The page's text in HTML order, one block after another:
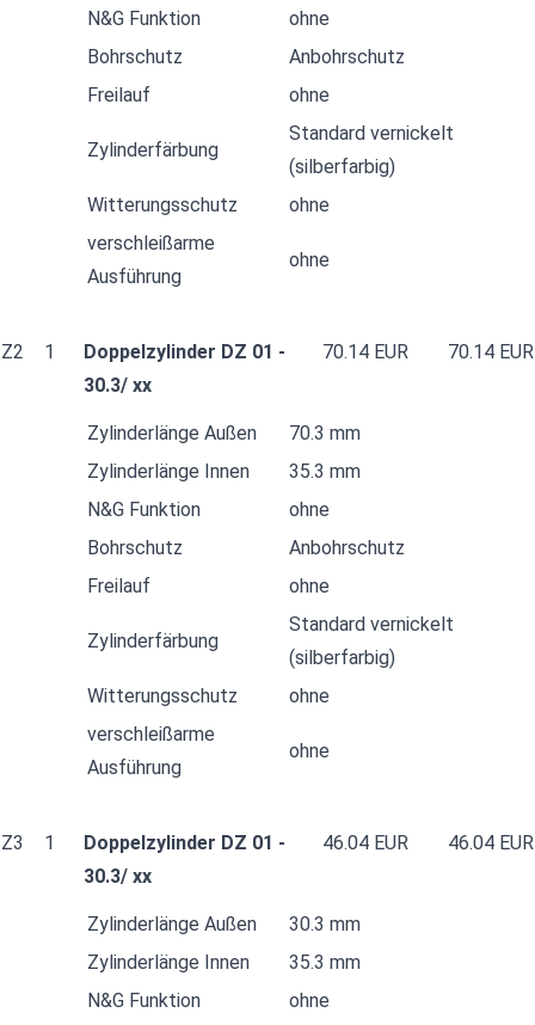
N&G Funktion
ohne
Bohrschutz
Anbohrschutz
Freilauf
ohne
Zylinderfärbung
Standard vernickelt
(silberfarbig)
Witterungsschutz
ohne
verschleißarme
Ausführung
ohne
Z2 1
Doppelzylinder DZ 01 -
30.3/ xx
70.14 EUR 70.14 EUR
Zylinderlänge Außen
70.3 mm
Zylinderlänge Innen
35.3 mm
N&G Funktion
ohne
Bohrschutz
Anbohrschutz
Freilauf
ohne
Zylinderfärbung
Standard vernickelt
(silberfarbig)
Witterungsschutz
ohne
verschleißarme
Ausführung
ohne
Z3 1
Doppelzylinder DZ 01 -
30.3/ xx
46.04 EUR 46.04 EUR
Zylinderlänge Außen
30.3 mm
Zylinderlänge Innen
35.3 mm
N&G Funktion
ohne